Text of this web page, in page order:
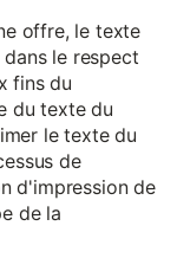
offre, le texte
le respect
fins du
du texte du
le texte du
de
d'impression de
de la